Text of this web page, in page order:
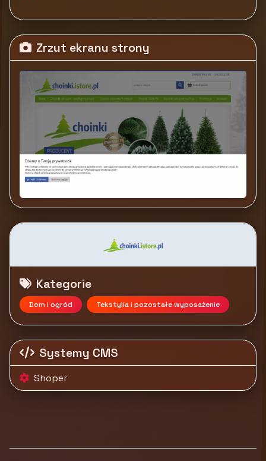
Zrzut ekranu strony
Kategorie
Dom i ogród Tekstylia i pozostałe wyposażenie
Systemy CMS
Shoper